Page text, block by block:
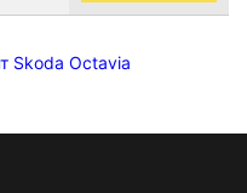
Skoda Octavia